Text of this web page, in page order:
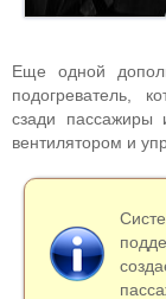
Еще одной
подогреватель,
сзади пассажиры
вентилятором и